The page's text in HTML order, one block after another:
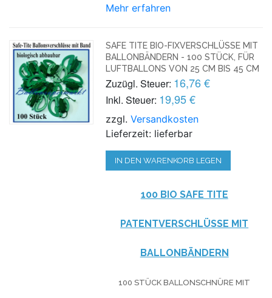
Mehr erfahren
SAFE TITE BIO-FIXVERSCHLÜSSE MIT
BALLONBÄNDERN - 100 STÜCK, FÜR
LUFTBALLONS VON 25 CM BIS 45 CM
Zuzügl. Steuer: 16,76 €
Inkl. Steuer: 19,95 €
zzgl.Versandkosten
Lieferzeit: lieferbar
IN DEN WARENKORB LEGEN
100 BIO SAFE TITE
PATENTVERSCHLÜSSE MIT
BALLONBÄNDERN
100 STÜCK BALLONSCHNÜRE MIT